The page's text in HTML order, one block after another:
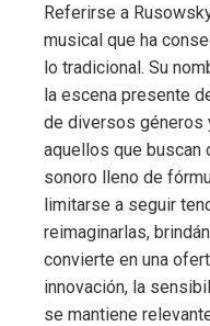
Referirse a
musical que ha
lo tradicional. Su
la escena presente
de diversos géneros
aquellos que buscan
sonoro lleno de
limitarse a seguir
reimaginarlas,
convierte en una
innovación, la
se mantiene